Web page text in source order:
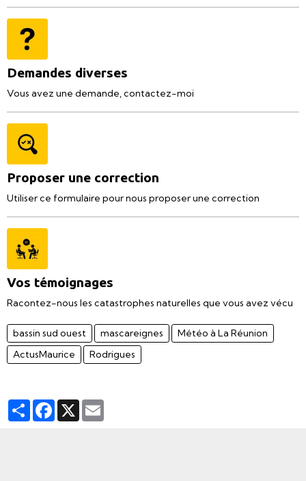
Demandes diverses
Vous avez une demande, contactez-moi
Proposer une correction
Utiliser ce formulaire pour nous proposer une correction
Vos témoignages
Racontez-nous les catastrophes naturelles que vous avez vécu
bassin sud ouest mascareignes
Météo à La Réunion
ActusMaurice
Rodrigues
PartagerFacebook
X